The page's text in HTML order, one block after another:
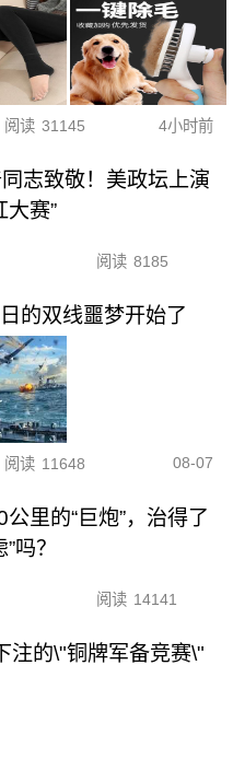
阅读 31145 4小时前
志致敬！美政坛上演
大赛”
阅读 8185
的双线噩梦开始了
阅读 11648 08-07
里的“巨炮”，治得了
吗？
阅读 14141
注的\"铜牌军备竞赛\"